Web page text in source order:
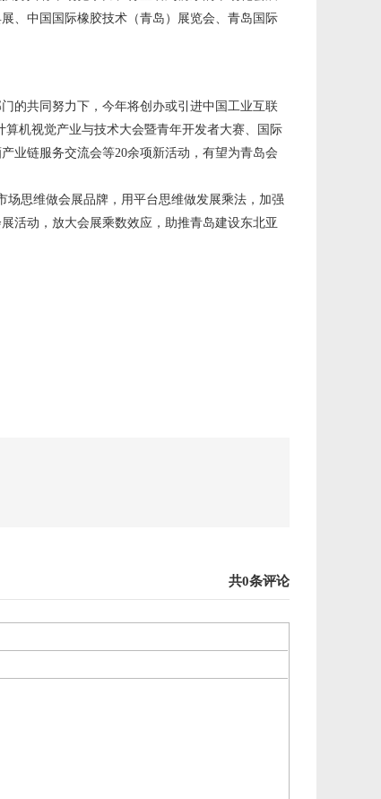
、中国国际橡胶技术（青岛）展览会、青岛国际
的共同努力下，今年将创办或引进中国工业互联
机视觉产业与技术大会暨青年开发者大赛、国际
业链服务交流会等20余项新活动，有望为青岛会
场思维做会展品牌，用平台思维做发展乘法，加强
活动，放大会展乘数效应，助推青岛建设东北亚
共0条评论